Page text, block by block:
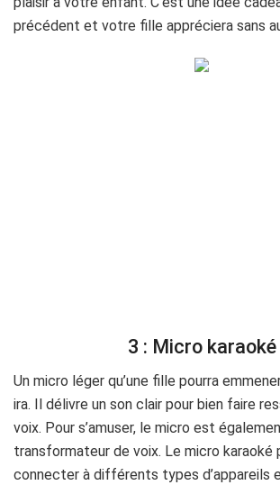
précédent et votre fille appréciera sans
3 : Micro karaoké
Un micro léger qu’une fille pourra
ira. Il délivre un son clair pour bien faire
voix. Pour s’amuser, le micro est
transformateur de voix. Le micro karaoké
connecter à différents types d’appareils